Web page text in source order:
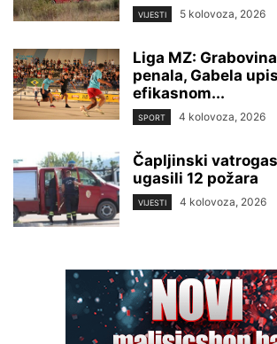
VIJESTI 5 kolovoza, 2026
Liga MZ:
penala, Gabela
efikasnom...
SPORT 4 kolovoza, 2026
Čapljinski
ugasili 12 požara
VIJESTI 4 kolovoza, 2026